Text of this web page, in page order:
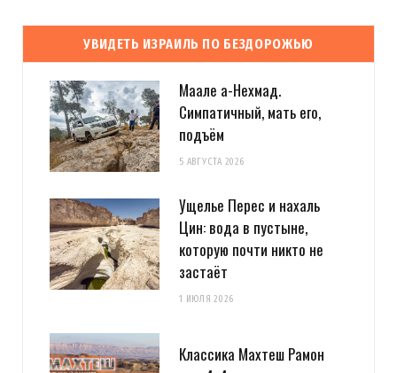
УВИДЕТЬ ИЗРАИЛЬ ПО БЕЗДОРОЖЬЮ
Маале а-Нехмад.
Симпатичный, мать его,
подъём
5 АВГУСТА 2026
Ущелье Перес и нахаль
Цин: вода в пустыне,
которую почти никто не
застаёт
1 ИЮЛЯ 2026
Классика Махтеш Рамон